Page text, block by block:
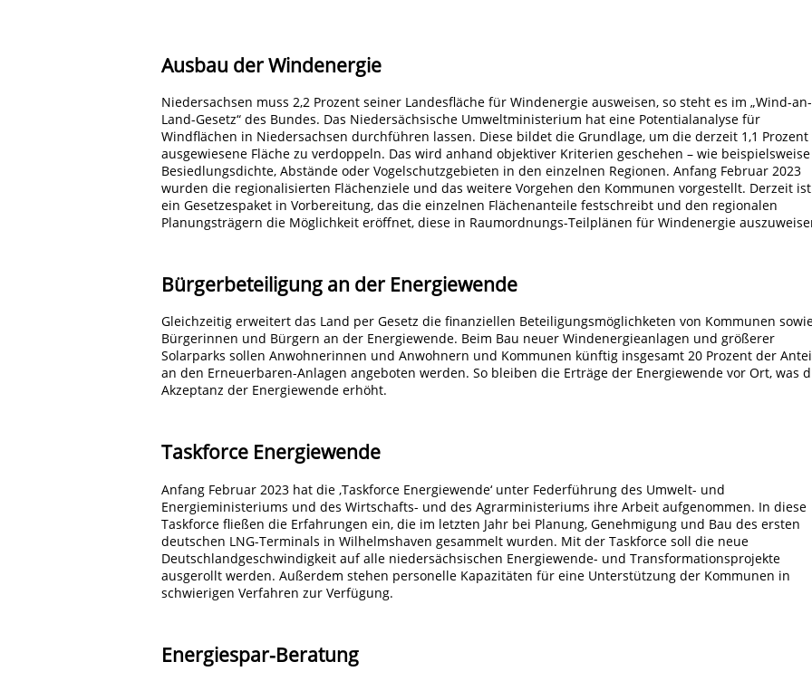
Ausbau der Windenergie
Niedersachsen muss 2,2 Prozent seiner Landesfläche für Windenergie ausweisen, so steht es im „Wind-an-
Land-Gesetz“ des Bundes. Das Niedersächsische Umweltministerium hat eine Potentialanalyse für
Windflächen in Niedersachsen durchführen lassen. Diese bildet die Grundlage, um die derzeit 1,1 Prozent
ausgewiesene Fläche zu verdoppeln. Das wird anhand objektiver Kriterien geschehen – wie beispielsweise
Besiedlungsdichte, Abstände oder Vogelschutzgebieten in den einzelnen Regionen. Anfang Februar 2023
wurden die regionalisierten Flächenziele und das weitere Vorgehen den Kommunen vorgestellt. Derzeit ist
ein Gesetzespaket in Vorbereitung, das die einzelnen Flächenanteile festschreibt und den regionalen
Planungsträgern die Möglichkeit eröffnet, diese in Raumordnungs-Teilplänen für Windenergie
Bürgerbeteiligung an der Energiewende
Gleichzeitig erweitert das Land per Gesetz die finanziellen Beteiligungsmöglichketen von Kommunen
Bürgerinnen und Bürgern an der Energiewende. Beim Bau neuer Windenergieanlagen und größerer
Solarparks sollen Anwohnerinnen und Anwohnern und Kommunen künftig insgesamt 20 Prozent der
an den Erneuerbaren-Anlagen angeboten werden. So bleiben die Erträge der Energiewende vor Ort, was
Akzeptanz der Energiewende erhöht.
Taskforce Energiewende
Anfang Februar 2023 hat die ‚Taskforce Energiewende‘ unter Federführung des Umwelt- und
Energieministeriums und des Wirtschafts- und des Agrarministeriums ihre Arbeit aufgenommen. In diese
Taskforce fließen die Erfahrungen ein, die im letzten Jahr bei Planung, Genehmigung und Bau des ersten
deutschen LNG-Terminals in Wilhelmshaven gesammelt wurden. Mit der Taskforce soll die neue
Deutschlandgeschwindigkeit auf alle niedersächsischen Energiewende- und Transformationsprojekte
ausgerollt werden. Außerdem stehen personelle Kapazitäten für eine Unterstützung der Kommunen in
schwierigen Verfahren zur Verfügung.
Energiespar-Beratung